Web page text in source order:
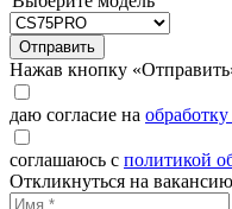
Отправить
Нажав кнопку
даю согласие на
соглашаюсь с политикой
Откликнуться на вакансию